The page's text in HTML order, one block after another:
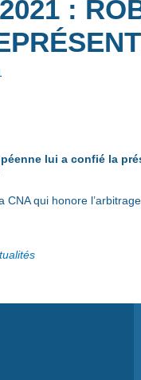
:
lui a confié la
qui honore